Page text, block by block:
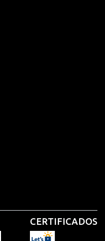
CERTIFICADOS